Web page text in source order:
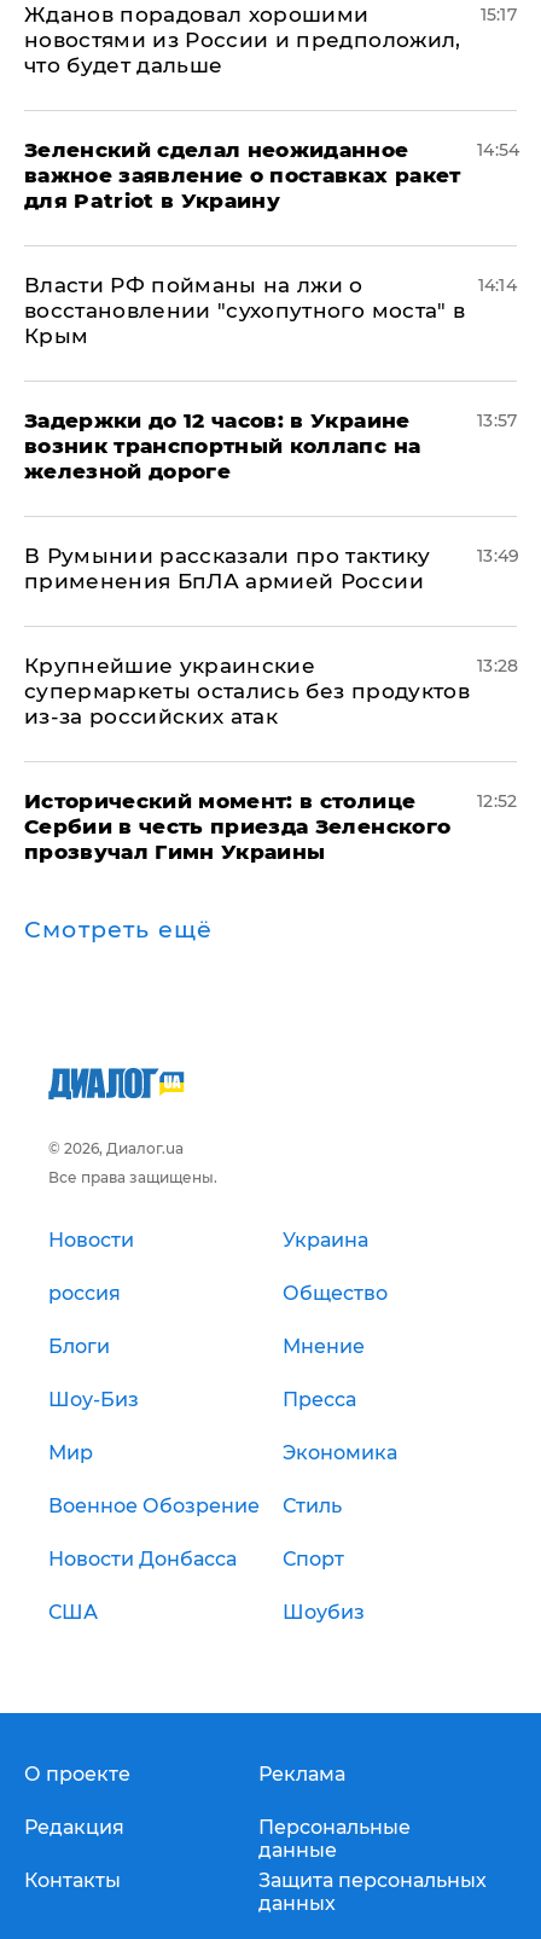
Жданов порадовал хорошими
новостями из России и предположил,
что будет дальше
15:17
Зеленский сделал неожиданное
важное заявление о поставках ракет
для Patriot в Украину
14:54
Власти РФ пойманы на лжи о
восстановлении "сухопутного моста" в
Крым
14:14
Задержки до 12 часов: в Украине
возник транспортный коллапс на
железной дороге
13:57
В Румынии рассказали про тактику
применения БпЛА армией России
13:49
Крупнейшие украинские
супермаркеты остались без продуктов
из-за российских атак
13:28
Исторический момент: в столице
Сербии в честь приезда Зеленского
прозвучал Гимн Украины
12:52
Смотреть ещё
© 2026, Диалог.ua
Все права защищены.
Новости Украина
россия Общество
Блоги Мнение
Шоу-Биз Пресса
Мир Экономика
Военное Обозрение Стиль
Новости Донбасса Спорт
США Шоубиз
О проекте
Редакция
Контакты
Реклама
Персональные
данные
Защита персональных
данных